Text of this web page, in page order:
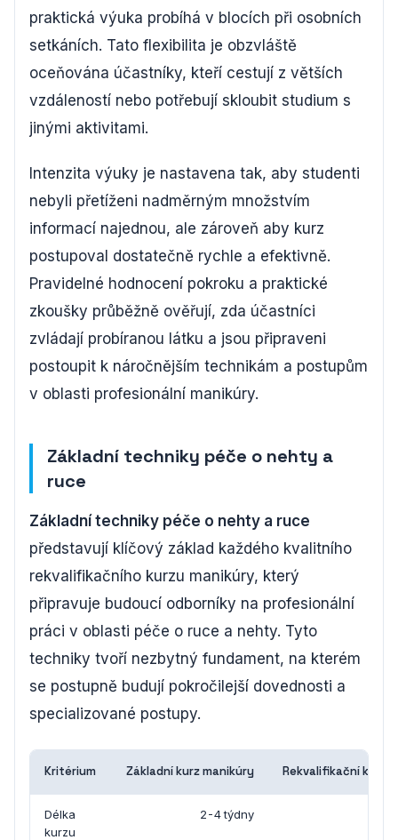
praktická výuka probíhá v blocích při osobních
setkáních. Tato flexibilita je obzvláště
oceňována účastníky, kteří cestují z větších
vzdáleností nebo potřebují skloubit studium s
jinými aktivitami.
Intenzita výuky je nastavena tak, aby studenti
nebyli přetíženi nadměrným množstvím
informací najednou, ale zároveň aby kurz
postupoval dostatečně rychle a efektivně.
Pravidelné hodnocení pokroku a praktické
zkoušky průběžně ověřují, zda účastníci
zvládají probíranou látku a jsou připraveni
postoupit k náročnějším technikám a postupům
v oblasti profesionální manikúry.
Základní techniky péče o nehty a
ruce
Základní techniky péče o nehty a ruce
představují klíčový základ každého kvalitního
rekvalifikačního kurzu manikúry, který
připravuje budoucí odborníky na profesionální
práci v oblasti péče o ruce a nehty. Tyto
techniky tvoří nezbytný fundament, na kterém
se postupně budují pokročilejší dovednosti a
specializované postupy.
Kritérium Základní kurz manikúry Rekvalifikační kurz
Délka
kurzu
2-4 týdny